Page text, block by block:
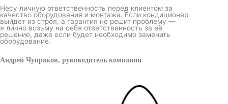
Несу личную ответственность перед клиентом за
качество оборудования и монтажа. Если кондиционер
выйдет из строя, а гарантия не решит проблему —
я лично возьму на себя ответственность за её
решение, даже если будет необходимо заменить
оборудование.
Андрей Чупраков, руководитель компании